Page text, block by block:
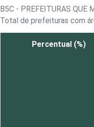
B5C - PREFEITURAS
Total de prefeituras com
Percentual (%)